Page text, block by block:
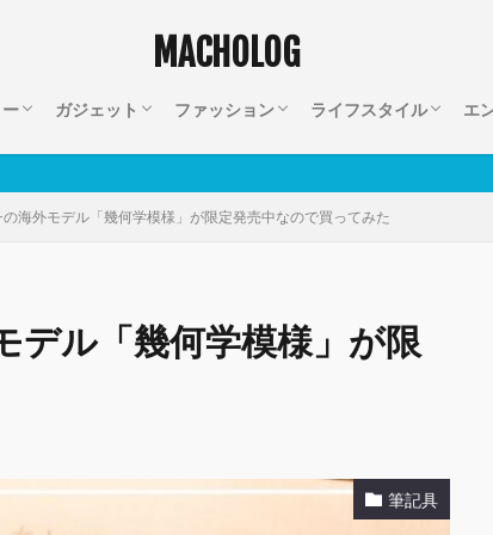
MACHOLOG
ガジェット
Apple
アクセサリー
キーボード
カメラ
オーディオ
ネット回線
ファッション
バッグ
小物
ライフスタイル
注文住宅
インテリア
家電
キッズ
ライフハック
クレジットカード
仕事
セール情報
エ
海外モデル「幾何学模様」が限定発売中なので買ってみた
デル「幾何学模様」が限
筆記具